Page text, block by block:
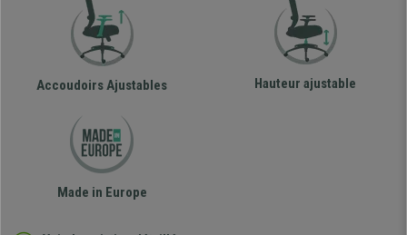
Accoudoirs Ajustables Hauteur ajustable
Made in Europe